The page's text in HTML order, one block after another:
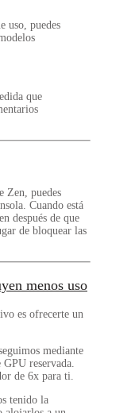
uso, puedes
que
Zen, puedes
Cuando está
después de que
de bloquear las
menos uso
es ofrecerte un
mediante
reservada.
de 6x para ti.
tenido la